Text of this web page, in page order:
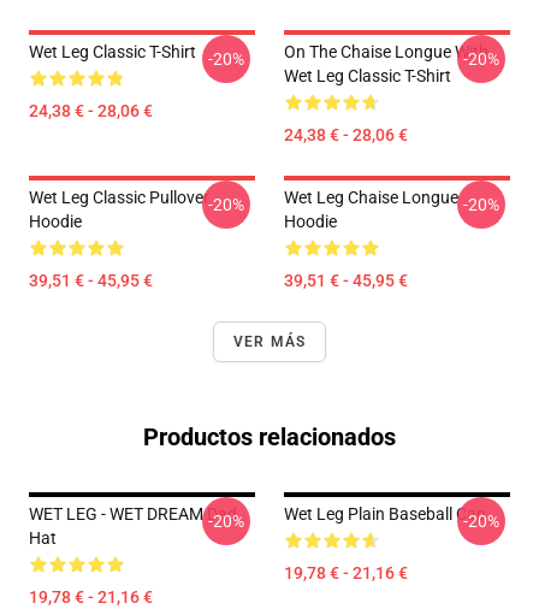
Wet Leg Classic T-Shirt
24,38 € - 28,06 €
-20%
On The Chaise Longue With
Wet Leg Classic T-Shirt
24,38 € - 28,06 €
-20%
Wet Leg Classic Pullover
Hoodie
39,51 € - 45,95 €
-20%
Wet Leg Chaise Longue
Hoodie
39,51 € - 45,95 €
-20%
VER MÁS
Productos relacionados
WET LEG - WET DREAM Dad
Hat
19,78 € - 21,16 €
-20% Wet Leg Plain Baseball Cap
19,78 € - 21,16 €
-20%